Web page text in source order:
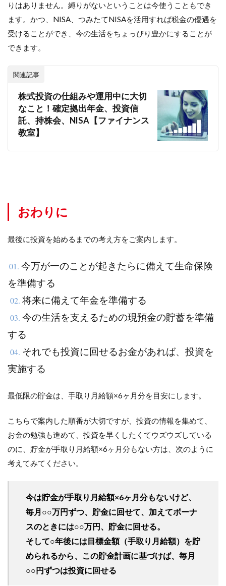
りはありません。縛りがないということは今使うこともでき
ます。かつ、NISA、つみたてNISAを活用すれば税金の優遇を
受けることができ、今の生活をちょっぴり豊かにすることが
できます。
関連記事
株式投資の仕組みや運用中に大切
なこと！確定拠出年金、投資信
託、持株会、NISA【ファイナンス
教室】
おわりに
最後に投資を始めるまでの考え方をご案内します。
01. 今万が一のことが起きたらに備えて生命保険
を準備する
02. 将来に備えて年金を準備する
03. 今の生活を支えるための現預金の貯蓄を準備
する
04. それでも投資に回せるお金があれば、投資を
実施する
最低限の貯金は、手取り月給額×6ヶ月分を目安にします。
こちらで案内した順番が大切ですが、投資の情報を集めて、
お金の勉強も進めて、投資を早くしたくてウズウズしている
のに、貯金が手取り月給額×6ヶ月分もない方は、次のように
考えてみてください。
今は貯金が手取り月給額×6ヶ月分もないけど、
毎月○○万円ずつ、貯金に回せて、加えてボーナ
スのときには○○万円、貯金に回せる。
そして○年後には目標金額（手取り月給額）を貯
められるから、この貯金計画に基づけば、毎月
○○円ずつは投資に回せる